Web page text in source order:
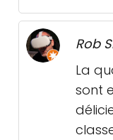
Rob
La
sont